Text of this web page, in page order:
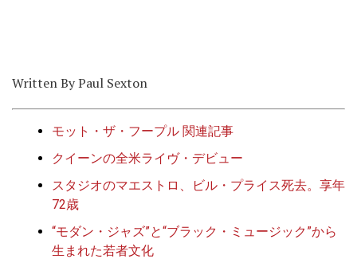
Written By Paul Sexton
モット・ザ・フープル 関連記事
クイーンの全米ライヴ・デビュー
スタジオのマエストロ、ビル・プライス死去。享年
72歳
“モダン・ジャズ”と“ブラック・ミュージック”から
生まれた若者文化